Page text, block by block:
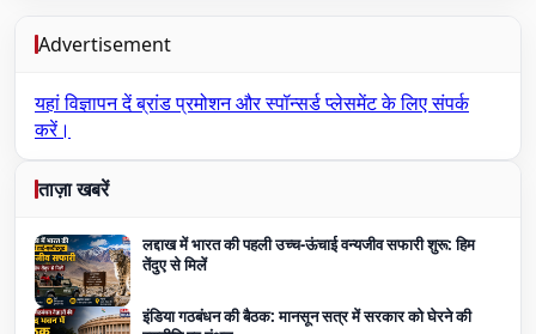
Advertisement
यहां विज्ञापन देंब्रांड प्रमोशन और स्पॉन्सर्ड प्लेसमेंट के लिए संपर्क
करें।
ताज़ा खबरें
लद्दाख में भारत की पहली उच्च-ऊंचाई वन्यजीव सफारी शुरू: हिम
तेंदुए से मिलें
इंडिया गठबंधन की बैठक: मानसून सत्र में सरकार को घेरने की